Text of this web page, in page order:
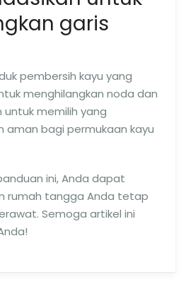
garis
pembersih kayu yang
menghilangkan noda dan
untuk memilih yang
aman bagi permukaan kayu
ini, Anda dapat
rumah tangga Anda tetap
Semoga artikel ini